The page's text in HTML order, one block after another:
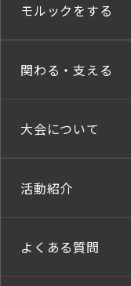
モルックをする
関わる・支える
大会について
活動紹介
よくある質問